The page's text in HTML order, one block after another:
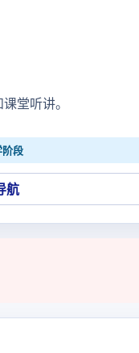
堂听讲。
段
航